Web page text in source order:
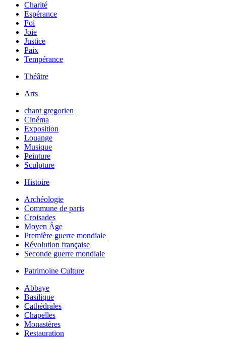
Charité
Espérance
Foi
Joie
Justice
Paix
Tempérance
Théâtre
Arts
chant gregorien
Cinéma
Exposition
Louange
Musique
Peinture
Sculpture
Histoire
Archéologie
Commune de paris
Croisades
Moyen Âge
Première guerre mondiale
Révolution française
Seconde guerre mondiale
Patrimoine Culture
Abbaye
Basilique
Cathédrales
Chapelles
Monastères
Restauration